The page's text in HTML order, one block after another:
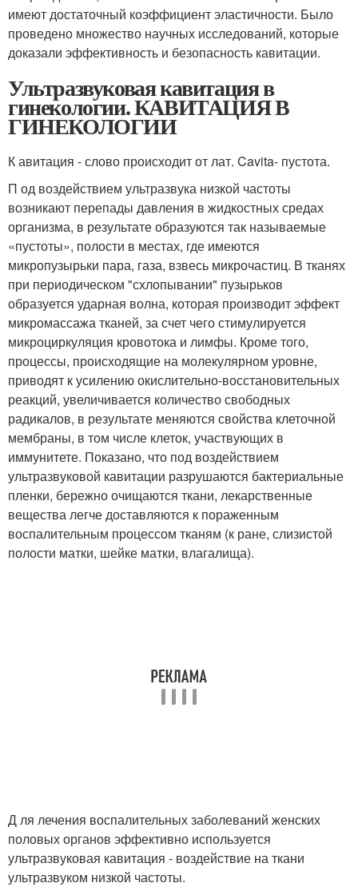
имеют достаточный коэффициент эластичности. Было
проведено множество научных исследований, которые
доказали эффективность и безопасность кавитации.
Ультразвуковая кавитация в
гинекологии. КАВИТАЦИЯ В
ГИНЕКОЛОГИИ
К авитация - слово происходит от лат. Cavita- пустота.
П од воздействием ультразвука низкой частоты
возникают перепады давления в жидкостных средах
организма, в результате образуются так называемые
«пустоты», полости в местах, где имеются
микропузырьки пара, газа, взвесь микрочастиц. В тканях
при периодическом "схлопывании" пузырьков
образуется ударная волна, которая производит эффект
микромассажа тканей, за счет чего стимулируется
микроциркуляция кровотока и лимфы. Кроме того,
процессы, происходящие на молекулярном уровне,
приводят к усилению окислительно-восстановительных
реакций, увеличивается количество свободных
радикалов, в результате меняются свойства клеточной
мембраны, в том числе клеток, участвующих в
иммунитете. Показано, что под воздействием
ультразвуковой кавитации разрушаются бактериальные
пленки, бережно очищаются ткани, лекарственные
вещества легче доставляются к пораженным
воспалительным процессом тканям (к ране, слизистой
полости матки, шейке матки, влагалища).
Д ля лечения воспалительных заболеваний женских
половых органов эффективно используется
ультразвуковая кавитация - воздействие на ткани
ультразвуком низкой частоты.